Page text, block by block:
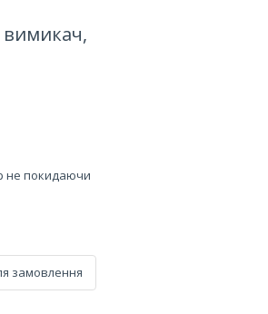
вимикач,
не покидаючи
замовлення